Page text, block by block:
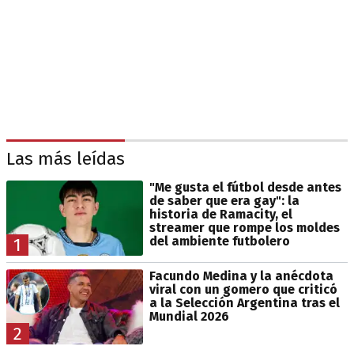
Las más leídas
1
"Me gusta el fútbol desde antes
de saber que era gay": la
historia de Ramacity, el
streamer que rompe los moldes
del ambiente futbolero
2
Facundo Medina y la anécdota
viral con un gomero que criticó
a la Selección Argentina tras el
Mundial 2026